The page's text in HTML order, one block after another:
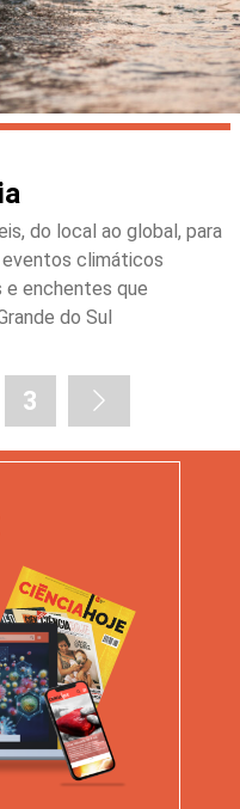
do local ao global, para
eventos climáticos
enchentes que
do Sul
3